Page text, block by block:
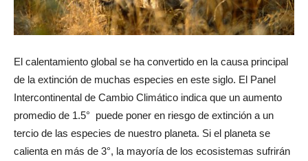
El calentamiento global se ha convertido en la causa principal
de la extinción de muchas especies en este siglo. El Panel
Intercontinental de Cambio Climático indica que un aumento
promedio de 1.5° puede poner en riesgo de extinción a un
tercio de las especies de nuestro planeta. Si el planeta se
calienta en más de 3°, la mayoría de los ecosistemas sufrirán